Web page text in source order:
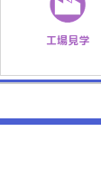
工場見学